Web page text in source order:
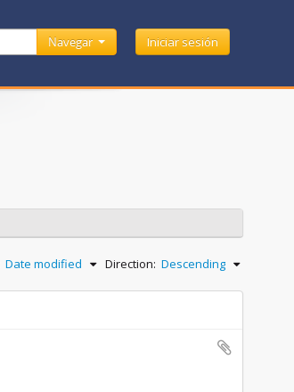
Iniciar sesión
Navegar
Date modified Direction: Descending